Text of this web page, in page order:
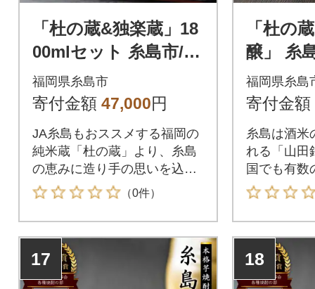
「杜の蔵&独楽蔵」18
00mlセット 糸島市/酒
みせ ちきゅう屋[AQJ
005]
福岡県糸島市
寄付金額 47,000円
JA糸島もおススメする福岡の
純米蔵「杜の蔵」より、糸島
の恵みに造り手の思いを込め
て丁寧に日本酒に仕上げまし
た。糸島は酒米の代表格とも
いわれる「山田錦」を生産す
る全国でも有数の産地です。
（0件）
「杜の
醸」 糸
きゅう
福岡県糸島
寄付金額
糸島は酒米
れる「山田
国でも有数
島が丹精込
岡の純米蔵
の恵みに造
て丁寧に仕
酒に仕上げ
17 18